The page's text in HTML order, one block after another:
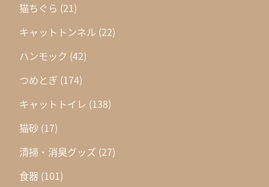
猫ちぐら (21)
キャットトンネル (22)
ハンモック (42)
つめとぎ (174)
キャットトイレ (138)
猫砂 (17)
清掃・消臭グッズ (27)
食器 (101)